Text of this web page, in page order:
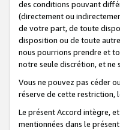
des conditions pouvant
(directement ou
de votre part, de toute
disposition ou de toute
nous pourrions prendre et
notre seule discrétion, et
Vous ne pouvez pas céder
réserve de cette restriction,
Le présent Accord intègre,
mentionnées dans le